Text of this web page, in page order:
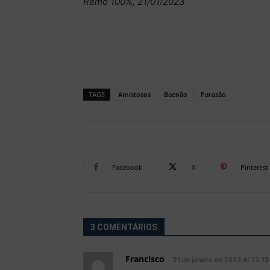
TAGS Amistosos Baenão Parazão
Facebook X Pinterest
3 COMENTÁRIOS
Francisco 21 de janeiro de 2023 At 22:12